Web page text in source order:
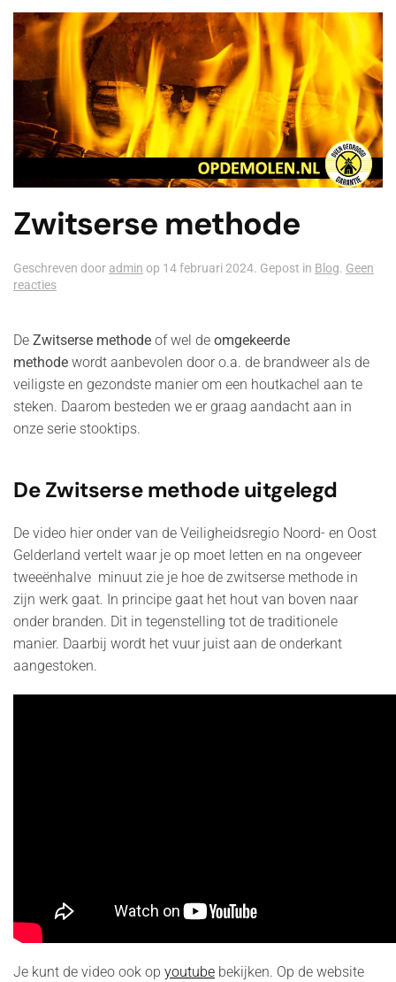
Zwitserse methode
Geschreven door admin op 14 februari 2024. Gepost in Blog. Geen
reactiesop
De Zwitserse methode of wel de omgekeerde
methode wordt aanbevolen door o.a. de brandweer als de
veiligste en gezondste manier om een houtkachel aan te
steken. Daarom besteden we er graag aandacht aan in
onze serie stooktips.
De Zwitserse methode uitgelegd
De video hier onder van de Veiligheidsregio Noord- en Oost
Gelderland vertelt waar je op moet letten en na ongeveer
tweeënhalve minuut zie je hoe de zwitserse methode in
zijn werk gaat. In principe gaat het hout van boven naar
onder branden. Dit in tegenstelling tot de traditionele
manier. Daarbij wordt het vuur juist aan de onderkant
aangestoken.
Je kunt de video ook op youtube bekijken. Op de website